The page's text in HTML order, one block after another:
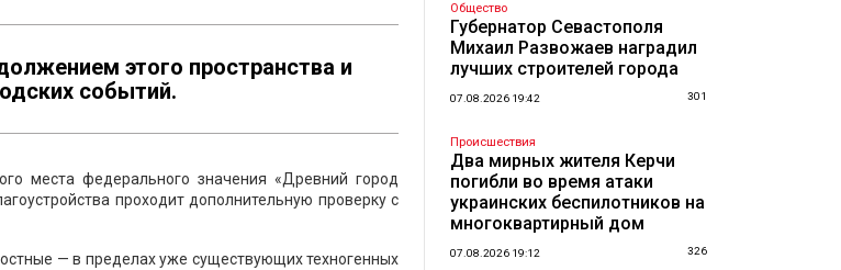
этого пространства и
событий.
места федерального значения «Древний город
проходит дополнительную проверку с
— в пределах уже существующих техногенных
Общество
Губернатор Севастополя
Михаил Развожаев наградил
лучших строителей города
07.08.2026 19:42 301
Происшествия
Два мирных жителя Керчи
погибли во время атаки
украинских беспилотников на
многоквартирный дом
07.08.2026 19:12 326